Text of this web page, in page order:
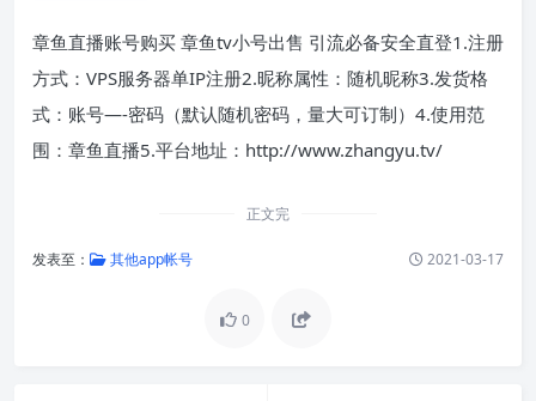
章鱼直播账号购买 章鱼tv小号出售 引流必备安全直登1.注册
方式：VPS服务器单IP注册2.昵称属性：随机昵称3.发货格
式：账号—-密码（默认随机密码，量大可订制）4.使用范
围：章鱼直播5.平台地址：http://www.zhangyu.tv/
正文完
发表至： 其他app帐号 2021-03-17
0